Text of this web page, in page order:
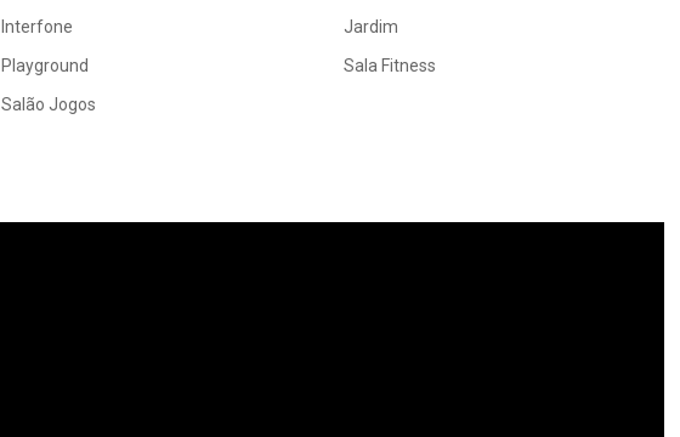
Interfone
Jardim
Playground
Sala Fitness
Salão Jogos